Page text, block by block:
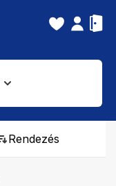
Rendezés